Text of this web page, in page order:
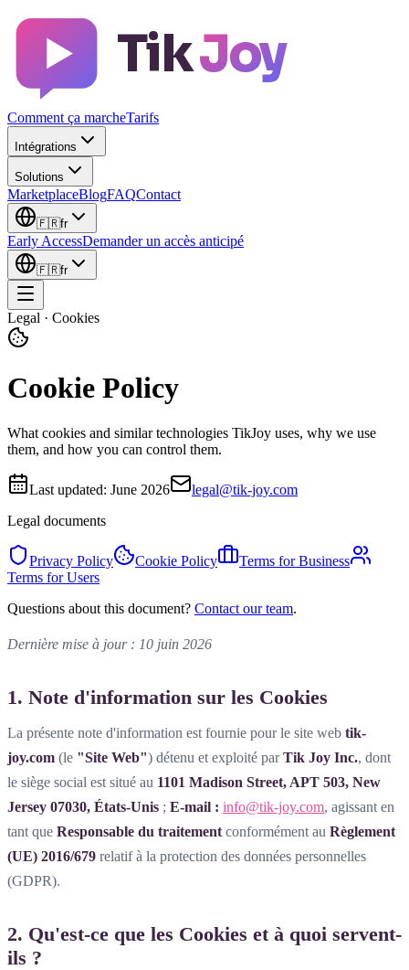
TikJoy
Comment ça marcheTarifs
Intégrations
Solutions
MarketplaceBlogFAQContact
🇫🇷fr
Early AccessDemander un accès anticipé
🇫🇷fr
Legal · Cookies
Cookie Policy
What cookies and similar technologies TikJoy uses, why we use
them, and how you can control them.
Last updated: June 2026
legal@tik-joy.com
Legal documents
Privacy Policy Cookie Policy
Terms for Business
Terms for Users
Questions about this document? Contact our team.
Dernière mise à jour : 10 juin 2026
1. Note d'information sur les Cookies
La présente note d'information est fournie pour le site web tik-
joy.com (le "Site Web") détenu et exploité parTik Joy Inc., dont
le siège social est situé au 1101 Madison Street, APT 503, New
Jersey 07030, États-Unis ; E-mail : info@tik-joy.com, agissant en
tant que Responsable du traitement conformément au Règlement
(UE) 2016/679 relatif à la protection des données personnelles
(GDPR).
2. Qu'est-ce que les Cookies et à quoi servent-
ils ?